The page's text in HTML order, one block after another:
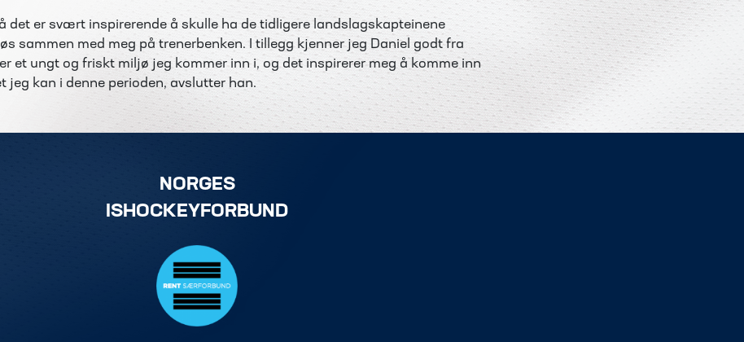
det er svært inspirerende å skulle ha de tidligere landslagskapteinene
sammen med meg på trenerbenken. I tillegg kjenner jeg Daniel godt fra
et ungt og friskt miljø jeg kommer inn i, og det inspirerer meg å komme inn
jeg kan i denne perioden, avslutter han.
NORGES
ISHOCKEYFORBUND